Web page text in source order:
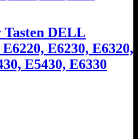
DELL
E6230, E6320,
E5430, E6330